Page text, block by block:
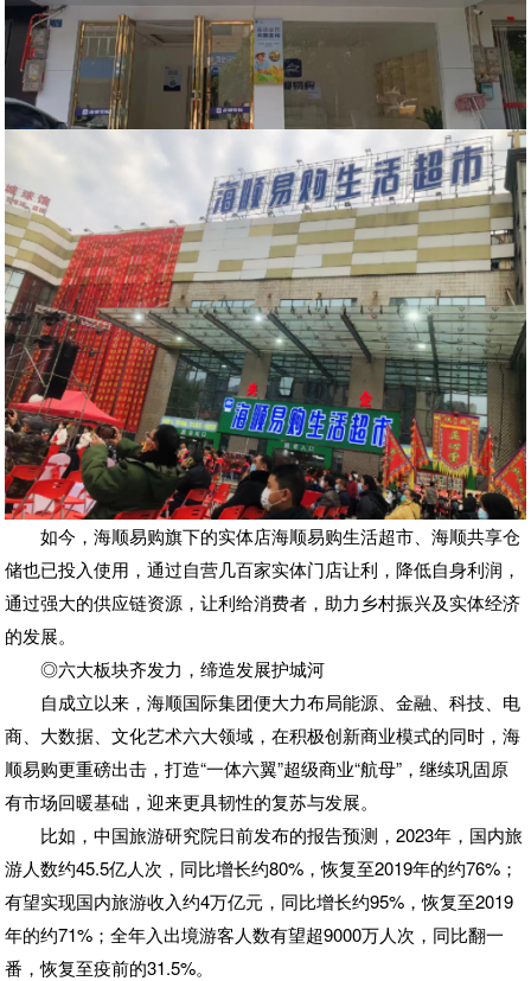
如今，海顺易购旗下的实体店海顺易购生活超市、海顺共享仓
储也已投入使用，通过自营几百家实体门店让利，降低自身利润，
通过强大的供应链资源，让利给消费者，助力乡村振兴及实体经济
的发展。
◎六大板块齐发力，缔造发展护城河
自成立以来，海顺国际集团便大力布局能源、金融、科技、电
商、大数据、文化艺术六大领域，在积极创新商业模式的同时，海
顺易购更重磅出击，打造“一体六翼”超级商业“航母”，继续巩固原
有市场回暖基础，迎来更具韧性的复苏与发展。
比如，中国旅游研究院日前发布的报告预测，2023年，国内旅
游人数约45.5亿人次，同比增长约80%，恢复至2019年的约76%；
有望实现国内旅游收入约4万亿元，同比增长约95%，恢复至2019
年的约71%；全年入出境游客人数有望超9000万人次，同比翻一
番，恢复至疫前的31.5%。